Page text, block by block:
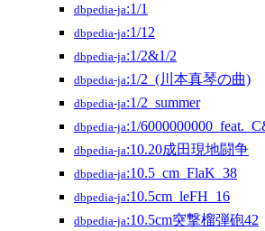
dbpedia-ja:1/1
dbpedia-ja:1/12
dbpedia-ja:1/2&1/2
dbpedia-ja:1/2_(川本真琴の曲)
dbpedia-ja:1/2_summer
dbpedia-ja:1/
dbpedia-ja:10.20成田現地闘争
dbpedia-ja:10.5_cm_FlaK_38
dbpedia-ja:10.5cm_leFH_16
dbpedia-ja:10.5cm突撃榴弾砲42